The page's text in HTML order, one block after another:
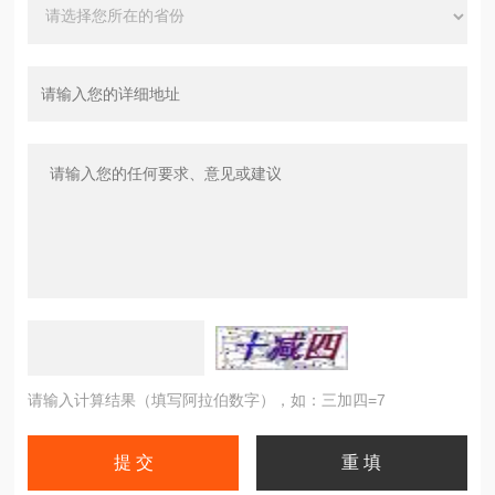
请输入计算结果（填写阿拉伯数字），如：三加四=7